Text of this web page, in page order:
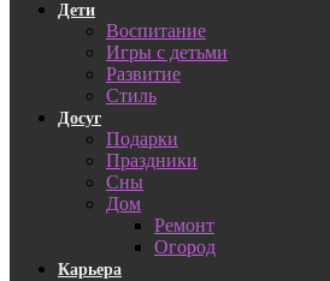
Дети
Воспитание
Игры с детьми
Развитие
Стиль
Досуг
Подарки
Праздники
Сны
Дом
Ремонт
Огород
Карьера